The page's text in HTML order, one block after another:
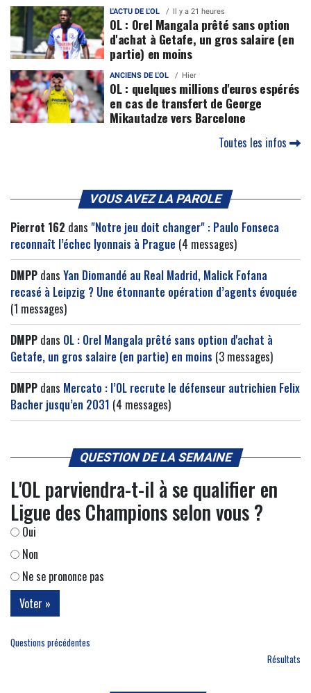
L'ACTU DE L'OL Il y a 21 heures
OL : Orel Mangala prêté sans option
d'achat à Getafe, un gros salaire (en
partie) en moins
ANCIENS DE L'OL Hier
OL : quelques millions d'euros espérés
en cas de transfert de George
Mikautadze vers Barcelone
Toutes les infos
VOUS AVEZ LA PAROLE
Pierrot 162 dans "Notre jeu doit changer" : Paulo Fonseca
reconnaît l’échec lyonnais à Prague (4 messages)
DMPP dans Yan Diomandé au Real Madrid, Malick Fofana
recasé à Leipzig ? Une étonnante opération d’agents évoquée
(1 messages)
DMPP dans OL : Orel Mangala prêté sans option d'achat à
Getafe, un gros salaire (en partie) en moins (3 messages)
DMPP dans Mercato : l’OL recrute le défenseur autrichien Felix
Bacher jusqu’en 2031 (4 messages)
QUESTION DE LA SEMAINE
L'OL parviendra-t-il à se qualifier en
Ligue des Champions selon vous ?
Oui
Non
Ne se prononce pas
Questions précédentes
Résultats